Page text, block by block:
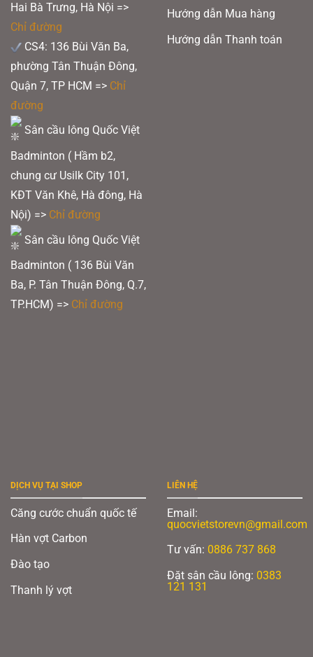
Hai Bà Trưng, Hà Nội =>
Chỉ đường
CS4: 136 Bùi Văn Ba,
phường Tân Thuận Đông,
Quận 7, TP HCM => Chỉ
đường
Sân cầu lông Quốc Việt
Badminton ( Hầm b2,
chung cư Usilk City 101,
KĐT Văn Khê, Hà đông, Hà
Nội) => Chỉ đường
Sân cầu lông Quốc Việt
Badminton ( 136 Bùi Văn
Ba, P. Tân Thuận Đông, Q.7,
TP.HCM) => Chỉ đường
Hướng dẫn Mua hàng
Hướng dẫn Thanh toán
DỊCH VỤ TẠI SHOP
Căng cước chuẩn quốc tế
Hàn vợt Carbon
Đào tạo
Thanh lý vợt
LIÊN HỆ
Email:
quocvietstorevn@gmail.com
Tư vấn: 0886 737 868
Đặt sân cầu lông: 0383
121 131